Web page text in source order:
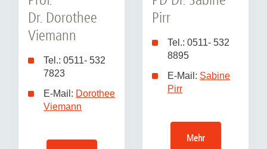
Dr. Dorothee
Viemann
Tel.: 0511- 532
7823
E-Mail: Dorothee
Viemann
Pirr
Tel.: 0511- 532
8895
E-Mail: Sabine
Pirr
Mehr